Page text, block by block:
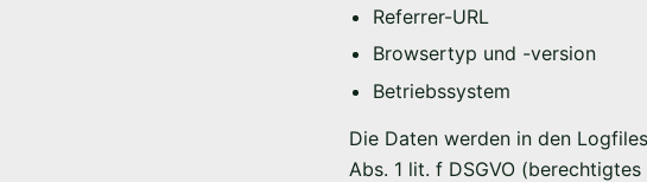
Referrer-URL
Browsertyp und -version
Betriebssystem
Die Daten werden in den
Abs. 1 lit. f DSGVO